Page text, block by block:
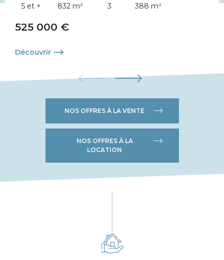
5 et + 832 m² 3 388 m²
525 000 €
Découvrir
NOS OFFRES À LA VENTE
NOS OFFRES À LA
LOCATION